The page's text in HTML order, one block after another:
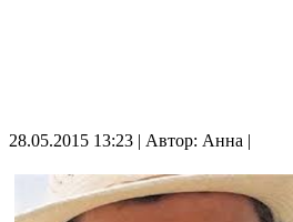
28.05.2015 13:23 | Автор: Анна |